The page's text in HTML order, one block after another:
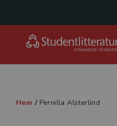
Hem / Pernilla Alsterlind